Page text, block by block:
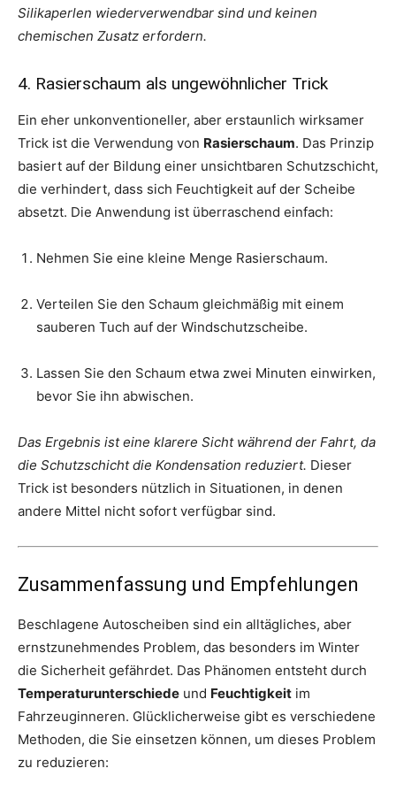
Silikaperlen wiederverwendbar sind und keinen
chemischen Zusatz erfordern.
4. Rasierschaum als ungewöhnlicher Trick
Ein eher unkonventioneller, aber erstaunlich wirksamer
Trick ist die Verwendung von Rasierschaum. Das Prinzip
basiert auf der Bildung einer unsichtbaren Schutzschicht,
die verhindert, dass sich Feuchtigkeit auf der Scheibe
absetzt. Die Anwendung ist überraschend einfach:
Nehmen Sie eine kleine Menge Rasierschaum.
Verteilen Sie den Schaum gleichmäßig mit einem
sauberen Tuch auf der Windschutzscheibe.
Lassen Sie den Schaum etwa zwei Minuten einwirken,
bevor Sie ihn abwischen.
Das Ergebnis ist eine klarere Sicht während der Fahrt, da
die Schutzschicht die Kondensation reduziert. Dieser
Trick ist besonders nützlich in Situationen, in denen
andere Mittel nicht sofort verfügbar sind.
Zusammenfassung und Empfehlungen
Beschlagene Autoscheiben sind ein alltägliches, aber
ernstzunehmendes Problem, das besonders im Winter
die Sicherheit gefährdet. Das Phänomen entsteht durch
Temperaturunterschiede und Feuchtigkeit im
Fahrzeuginneren. Glücklicherweise gibt es verschiedene
Methoden, die Sie einsetzen können, um dieses Problem
zu reduzieren: